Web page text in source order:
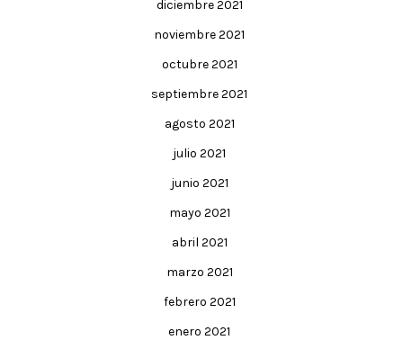
diciembre 2021
noviembre 2021
octubre 2021
septiembre 2021
agosto 2021
julio 2021
junio 2021
mayo 2021
abril 2021
marzo 2021
febrero 2021
enero 2021